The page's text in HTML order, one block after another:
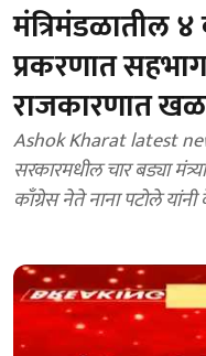
मंत्रिमंडळातील ४
प्रकरणात
राजकारणात
Ashok Kharat latest
सरकारमधील चार बड्या
काँग्रेस नेते नाना पटोले